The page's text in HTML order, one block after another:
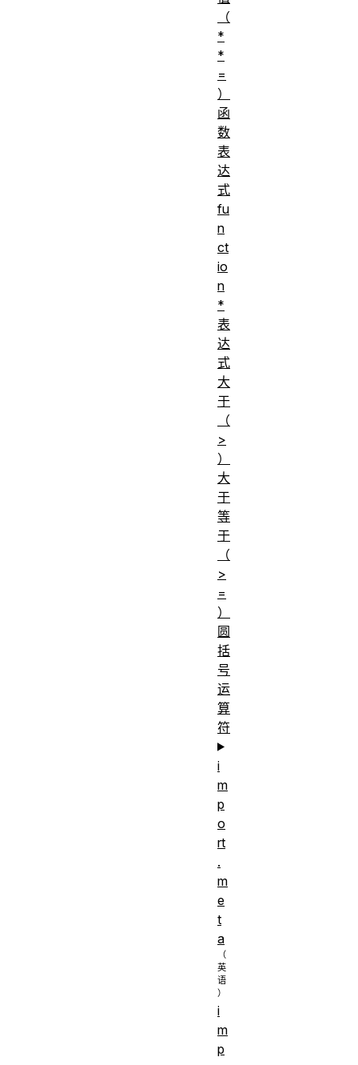
（
*
*
=
）
函
数
表
达
式
fu
n
ct
io
n
*
表
达
式
大
于
（
>
）
大
于
等
于
（
>
=
）
圆
括
号
运
算
符
i
m
p
o
rt
.
m
e
t
a
i
m
p